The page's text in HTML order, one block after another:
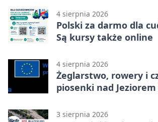
4 sierpnia 2026
Polski za darmo dla
Są kursy także online
4 sierpnia 2026
Żeglarstwo, rowery i
piosenki nad
3 sierpnia 2026